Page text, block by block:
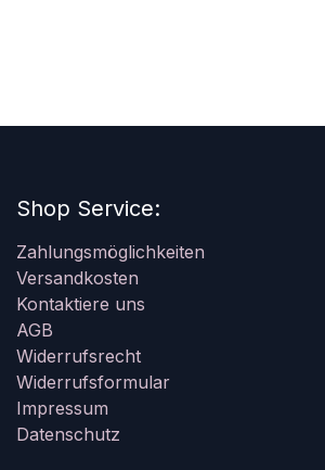
Shop Service:
Zahlungsmöglichkeiten
Versandkosten
Kontaktiere uns
AGB
Widerrufsrecht
Widerrufsformular
Impressum
Datenschutz